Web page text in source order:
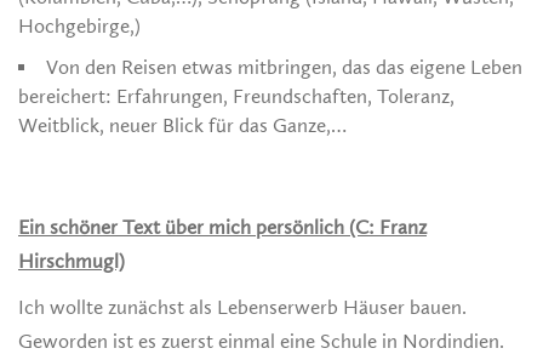
Hochgebirge,)
Von den Reisen etwas mitbringen, das das eigene Leben
bereichert: Erfahrungen, Freundschaften, Toleranz,
Weitblick, neuer Blick für das Ganze,…
Ein schöner Text über mich persönlich (C: Franz
Hirschmugl)
Ich wollte zunächst als Lebenserwerb Häuser bauen.
Geworden ist es zuerst einmal eine Schule in Nordindien.